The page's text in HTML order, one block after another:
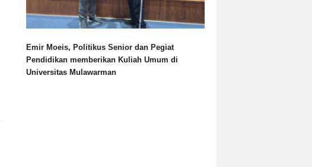
Emir Moeis, Politikus Senior dan Pegiat
Pendidikan memberikan Kuliah Umum di
Universitas Mulawarman